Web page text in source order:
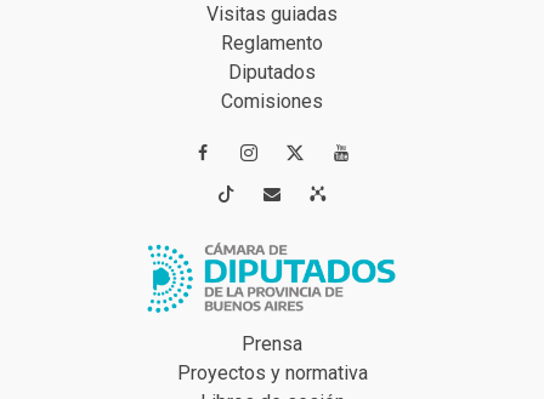
Visitas guiadas
Reglamento
Diputados
Comisiones
 
 
Prensa
Proyectos y normativa